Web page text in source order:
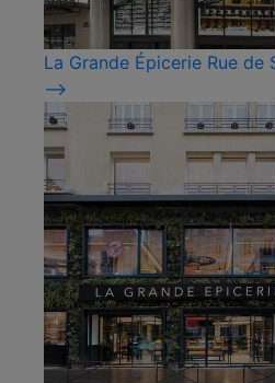
La Grande Épicerie Rue de
⟶